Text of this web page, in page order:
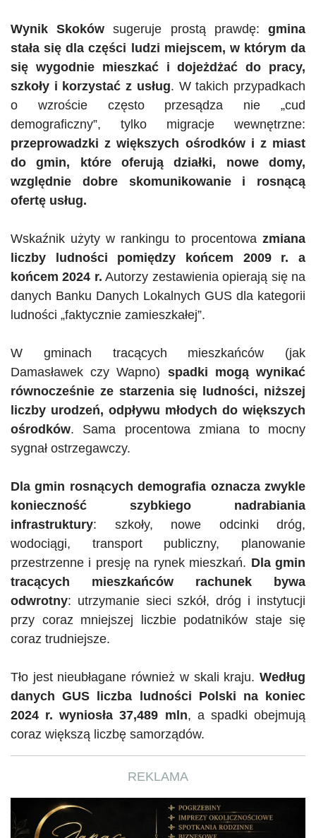
Wynik Skoków sugeruje prostą prawdę:gmina
stała się dla części ludzi miejscem, w którym da
się wygodnie mieszkać i dojeżdżać do pracy,
szkoły i korzystać z usług. W takich przypadkach
o wzroście często przesądza nie „cud
demograficzny”, tylko migracje wewnętrzne:
przeprowadzki z większych ośrodków i z miast
do gmin, które oferują działki, nowe domy,
względnie dobre skomunikowanie i rosnącą
ofertę usług.
Wskaźnik użyty w rankingu to procentowa zmiana
liczby ludności pomiędzy końcem 2009 r. a
końcem 2024 r. Autorzy zestawienia opierają się na
danych Banku Danych Lokalnych GUS dla kategorii
ludności „faktycznie zamieszkałej”.
W gminach tracących mieszkańców (jak
Damasławek czy Wapno) spadki mogą wynikać
równocześnie ze starzenia się ludności, niższej
liczby urodzeń, odpływu młodych do większych
ośrodków. Sama procentowa zmiana to mocny
sygnał ostrzegawczy.
Dla gmin rosnących demografia oznacza zwykle
konieczność szybkiego nadrabiania
infrastruktury: szkoły, nowe odcinki dróg,
wodociągi, transport publiczny, planowanie
przestrzenne i presję na rynek mieszkań. Dla gmin
tracących mieszkańców rachunek bywa
odwrotny: utrzymanie sieci szkół, dróg i instytucji
przy coraz mniejszej liczbie podatników staje się
coraz trudniejsze.
Tło jest nieubłagane również w skali kraju. Według
danych GUS liczba ludności Polski na koniec
2024 r. wyniosła 37,489 mln, a spadki obejmują
coraz większą liczbę samorządów.
REKLAMA